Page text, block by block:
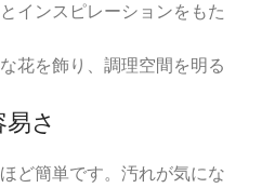
インスピレーションをもた
花を飾り、調理空間を明る
さ
ど簡単です。汚れが気にな